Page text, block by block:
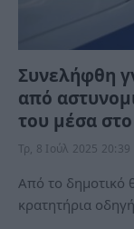
Συνελήφθη
από
του μέσα
Τρ, 8 Ιούλ 2025 20:39
Από το δημοτικό
κρατητήρια